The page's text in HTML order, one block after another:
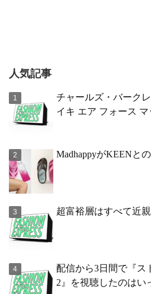
人気記事
チャールズ・バーク
イキ エア フォース マ
MadhappyがKEENと
超富裕層はすべて近
配信から3日間で『ス
2』を視聴したのはい